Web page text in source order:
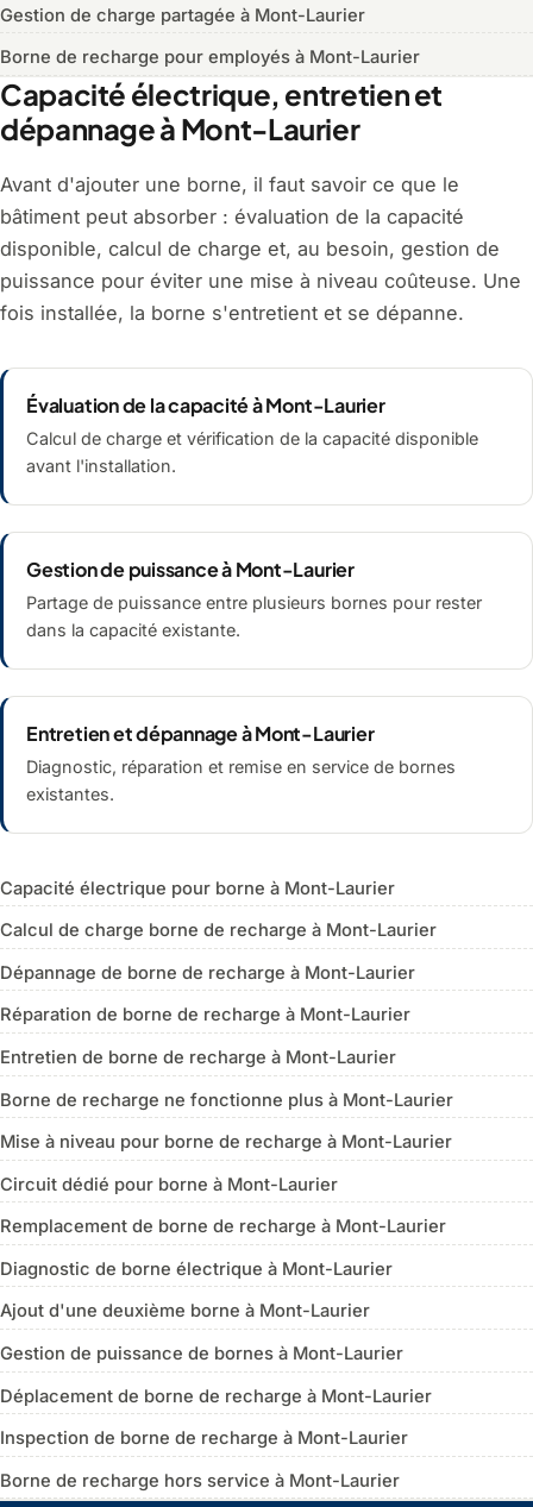
Gestion de charge partagée à Mont-Laurier
Borne de recharge pour employés à Mont-Laurier
Capacité électrique, entretien et
dépannage à Mont-Laurier
Avant d'ajouter une borne, il faut savoir ce que le
bâtiment peut absorber : évaluation de la capacité
disponible, calcul de charge et, au besoin, gestion de
puissance pour éviter une mise à niveau coûteuse. Une
fois installée, la borne s'entretient et se dépanne.
Évaluation de la capacité à Mont-Laurier
Calcul de charge et vérification de la capacité disponible
avant l'installation.
Gestion de puissance à Mont-Laurier
Partage de puissance entre plusieurs bornes pour rester
dans la capacité existante.
Entretien et dépannage à Mont-Laurier
Diagnostic, réparation et remise en service de bornes
existantes.
Capacité électrique pour borne à Mont-Laurier
Calcul de charge borne de recharge à Mont-Laurier
Dépannage de borne de recharge à Mont-Laurier
Réparation de borne de recharge à Mont-Laurier
Entretien de borne de recharge à Mont-Laurier
Borne de recharge ne fonctionne plus à Mont-Laurier
Mise à niveau pour borne de recharge à Mont-Laurier
Circuit dédié pour borne à Mont-Laurier
Remplacement de borne de recharge à Mont-Laurier
Diagnostic de borne électrique à Mont-Laurier
Ajout d'une deuxième borne à Mont-Laurier
Gestion de puissance de bornes à Mont-Laurier
Déplacement de borne de recharge à Mont-Laurier
Inspection de borne de recharge à Mont-Laurier
Borne de recharge hors service à Mont-Laurier